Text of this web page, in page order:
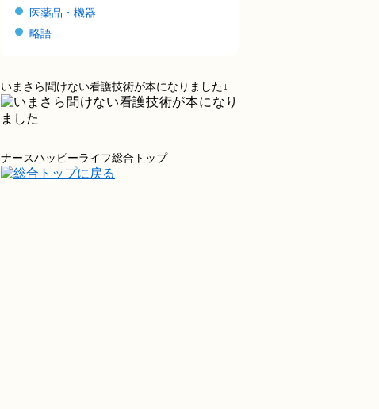
医薬品・機器
略語
いまさら聞けない看護技術が本になりました↓
ナースハッピーライフ総合トップ